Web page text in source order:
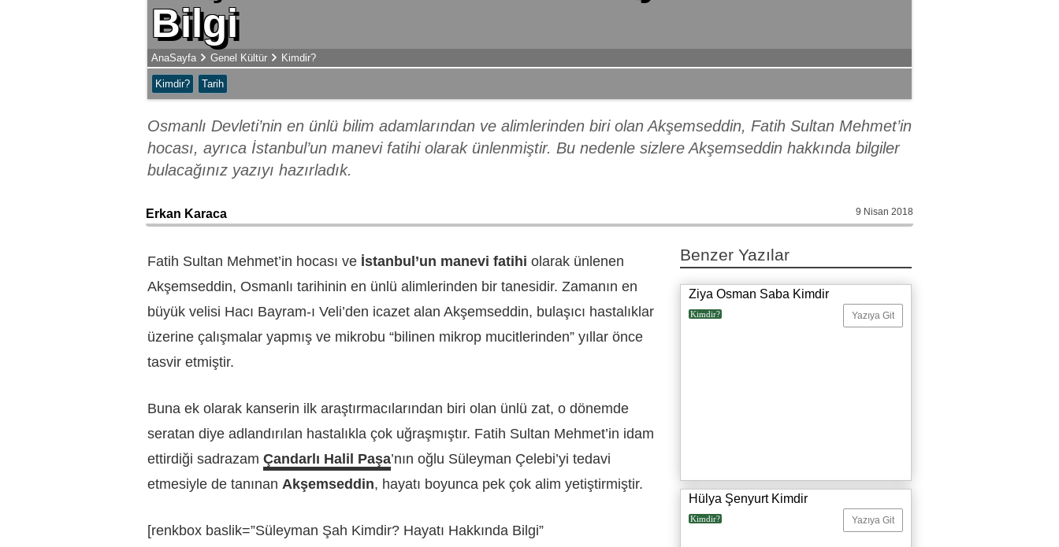
Bilgi
AnaSayfa Genel Kültür Kimdir?
Kimdir? Tarih
Osmanlı Devleti’nin en ünlü bilim adamlarından ve alimlerinden biri olan Akşemseddin, Fatih Sultan Mehmet’in
hocası, ayrıca İstanbul’un manevi fatihi olarak ünlenmiştir. Bu nedenle sizlere Akşemseddin hakkında bilgiler
bulacağınız yazıyı hazırladık.
Erkan Karaca 9 Nisan 2018
Fatih Sultan Mehmet’in hocası ve İstanbul’un manevi fatihi olarak ünlenen
Akşemseddin, Osmanlı tarihinin en ünlü alimlerinden bir tanesidir. Zamanın en
büyük velisi Hacı Bayram-ı Veli’den icazet alan Akşemseddin, bulaşıcı hastalıklar
üzerine çalışmalar yapmış ve mikrobu “bilinen mikrop mucitlerinden” yıllar önce
tasvir etmiştir.
Buna ek olarak kanserin ilk araştırmacılarından biri olan ünlü zat, o dönemde
seratan diye adlandırılan hastalıkla çok uğraşmıştır. Fatih Sultan Mehmet’in idam
ettirdiği sadrazam Çandarlı Halil Paşa’nın oğlu Süleyman Çelebi’yi tedavi
etmesiyle de tanınan Akşemseddin, hayatı boyunca pek çok alim yetiştirmiştir.
[renkbox baslik=”Süleyman Şah Kimdir? Hayatı Hakkında Bilgi”
Benzer Yazılar
Ziya Osman Saba Kimdir
Kimdir? Yazıya Git
Hülya Şenyurt Kimdir
Kimdir? Yazıya Git